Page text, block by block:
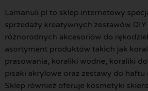
Lamanuli.pl to sklep internetowy
sprzedaży kreatywnych zestawów DIY
różnorodnych akcesoriów do
asortyment produktów takich jak
prasowania, koraliki wodne, koraliki
pisaki akrylowe oraz zestawy do
Sklep również oferuje kosmetyki